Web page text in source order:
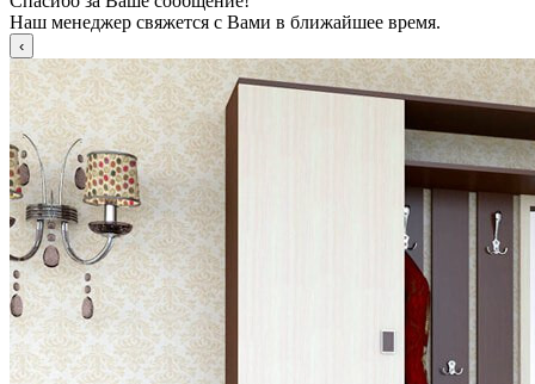
Наш менеджер свяжется с Вами в ближайшее время.